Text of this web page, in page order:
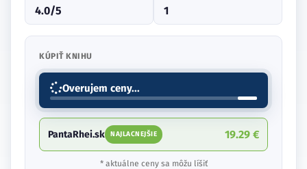
4.0/5 1
KÚPIŤ KNIHU
Overujem ceny...
PantaRhei.sk NAJLACNEJŠIE 19.29 €
* aktuálne ceny sa môžu líšiť